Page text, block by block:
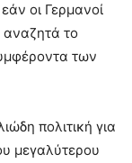
οι Γερμανοί
το
των
πολιτική για
μεγαλύτερου